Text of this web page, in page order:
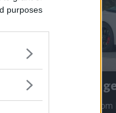
purposes
Den
Den